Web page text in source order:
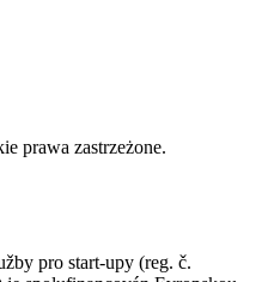
prawa zastrzeżone.
pro start-upy (reg. č.